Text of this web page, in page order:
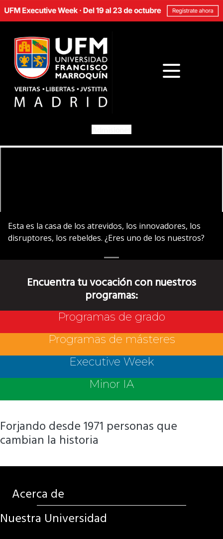
Esta es la casa de los atrevidos, los innovadores, los
disruptores, los rebeldes. ¿Eres uno de los nuestros?
Encuentra tu vocación con nuestros
programas:
Programas de grado
Programas de másteres
Executive Week
Minor IA
Forjando desde 1971 personas que
cambian la historia
Acerca de
Nuestra Universidad